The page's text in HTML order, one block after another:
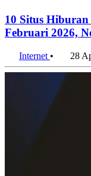
10 Situs
Februari 2026,
Internet • 28